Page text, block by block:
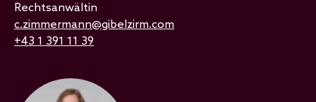
Rechtsanwältin
c.zimmermann@gibelzirm.com
+43 1 391 11 39